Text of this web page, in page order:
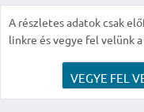
A részletes adatok csak
linkre és vegye fel velünk
VEGYE FEL